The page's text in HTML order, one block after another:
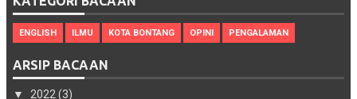
ENGLISH ILMU KOTA BONTANG OPINI PENGALAMAN
ARSIP BACAAN
▼ 2022 (3)